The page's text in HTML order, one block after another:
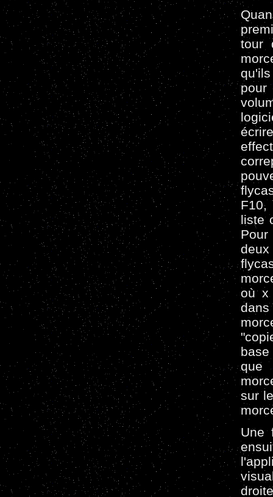
tour
pour
F10,
liste
Pour
où x
que
sur
Une